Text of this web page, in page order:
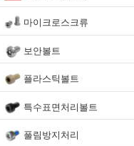
마이크로스크류
보안볼트
플라스틱볼트
특수표면처리볼트
풀림방지처리